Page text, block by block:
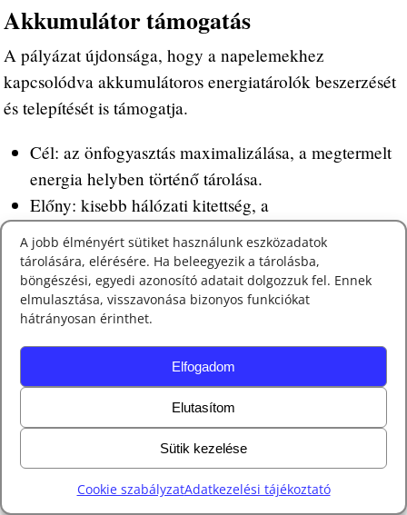
A jobb élményért sütiket használunk eszközadatok
tárolására, elérésére. Ha beleegyezik a tárolásba,
böngészési, egyedi azonosító adatait dolgozzuk fel. Ennek
elmulasztása, visszavonása bizonyos funkciókat
hátrányosan érinthet.
Elfogadom
Elutasítom
Sütik kezelése
Cookie szabályzatAdatkezelési tájékoztató
Akkumulátor támogatás
A pályázat újdonsága, hogy a napelemekhez
kapcsolódva akkumulátoros energiatárolók beszerzését
és telepítését is támogatja.
Cél: az önfogyasztás maximalizálása, a megtermelt
energia helyben történő tárolása.
Előny: kisebb hálózati kitettség, a
Kombinációs lehetőség: a napelem és az
akkumulátor együtt biztosítja, hogy a cégek a
napenergiát hatékonyan, minél magasabb szintű
Kik pályázhatnak?
A Jedlik Ányos céges napelem pályázat különböző
kategóriákban érhető el:
Mikro és kisvállalkozás – akár 50% támogatással